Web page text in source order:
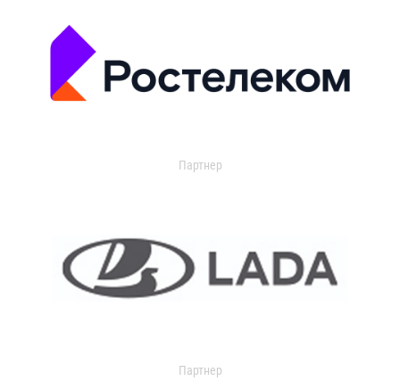
Партнер
Партнер